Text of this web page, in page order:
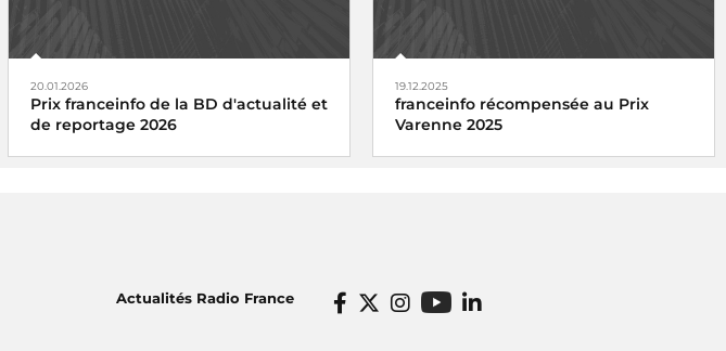
20.01.2026
Prix franceinfo de la BD d'actualité et
de reportage 2026
19.12.2025
franceinfo récompensée au Prix
Varenne 2025
Actualités Radio France